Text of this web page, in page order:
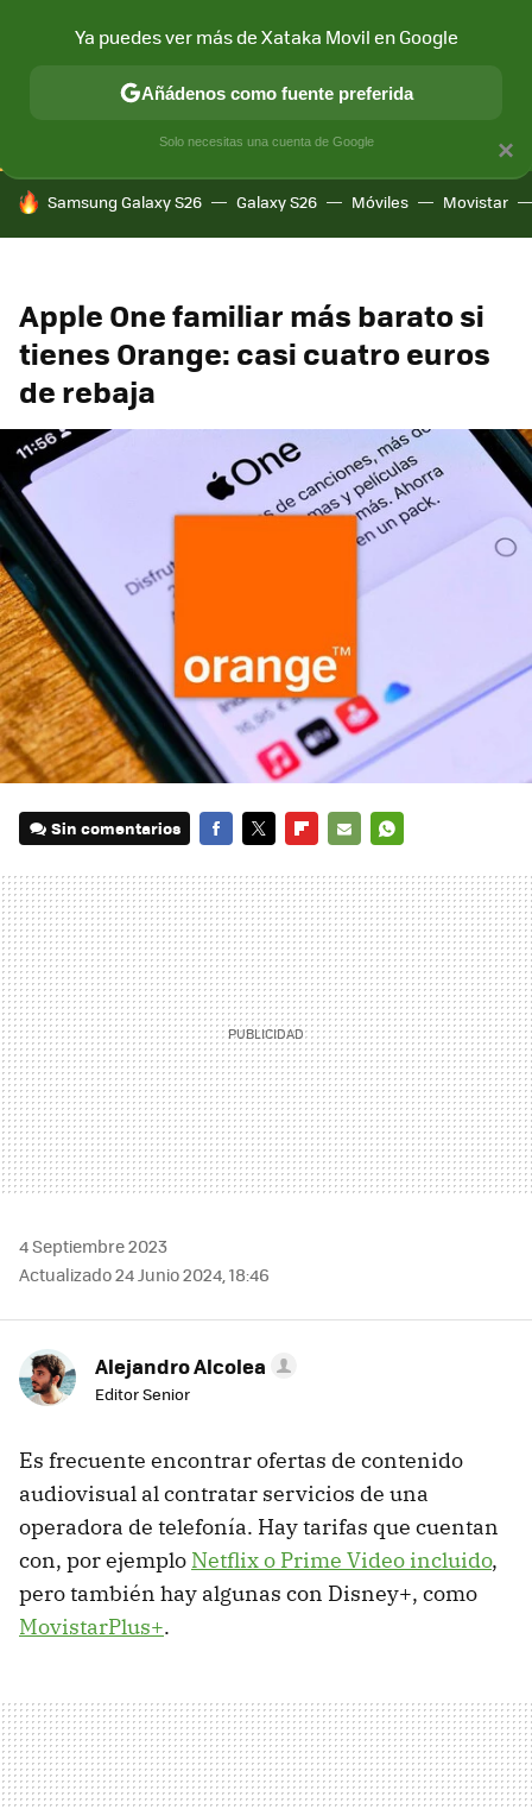
CONECTIVIDAD MÓVIL Y SOCIEDAD APLICACIONES
HOY SE HABLA DE
Samsung Galaxy S26 Galaxy S26 Móviles Movistar
Apple One familiar más barato si
tienes Orange: casi cuatro euros
de rebaja
Sin comentarios
MAIL
4 Septiembre 2023
Actualizado 24 Junio 2024, 18:46
Alejandro Alcolea
Editor Senior
Es frecuente encontrar ofertas de contenido
audiovisual al contratar servicios de una
operadora de telefonía. Hay tarifas que cuentan
con, por ejemplo Netflix o Prime Video incluido,
pero también hay algunas con Disney+, como
MovistarPlus+.
×
Ya puedes ver más de Xataka Movil en Google
Añádenos como fuente preferida
Solo necesitas una cuenta de Google